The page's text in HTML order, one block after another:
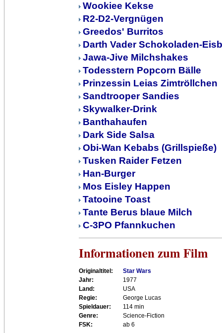
Wookiee Kekse
R2-D2-Vergnügen
Greedos' Burritos
Darth Vader Schokoladen-
Jawa-Jive Milchshakes
Todesstern Popcorn Bälle
Prinzessin Leias Zimtröllchen
Sandtrooper Sandies
Skywalker-Drink
Banthahaufen
Dark Side Salsa
Obi-Wan Kebabs (Grillspieße)
Tusken Raider Fetzen
Han-Burger
Mos Eisley Happen
Tatooine Toast
Tante Berus blaue Milch
C-3PO Pfannkuchen
Informationen zum Film
Originaltitel:
Star Wars
Jahr:
1977
Land:
USA
Regie:
George Lucas
Spieldauer:
114 min
Genre:
Science-Fiction
FSK:
ab 6